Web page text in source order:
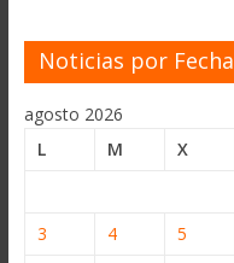
Noticias por Fecha
agosto 2026
L
M X
3
4 5